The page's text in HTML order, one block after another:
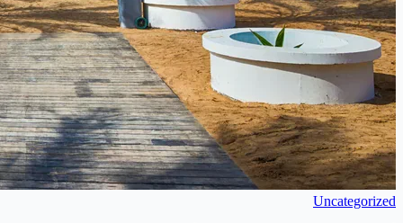
Uncategorized